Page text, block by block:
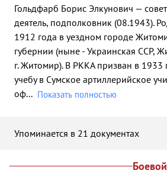
Гольдфарб Борис Элкунович —
деятель, подполковник (08.1943).
1912 года в уездном городе
губернии (ныне - Украинская ССР,
г. Житомир). В РККА призван в 1933
учебу в Сумское артиллерийское
оф... Показать полностью
Упоминается в 21 документах